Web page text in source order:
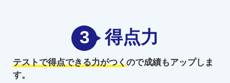
3 得点力
テストで得点できる力がつくので成績もアップしま
す。